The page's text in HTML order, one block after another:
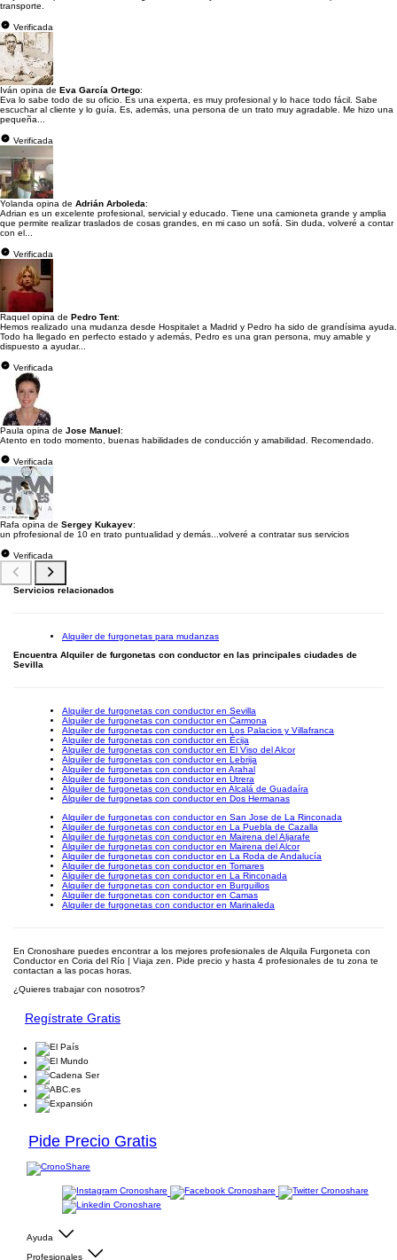
transporte.
Verificada
Iván opina de Eva García Ortego:
Eva lo sabe todo de su oficio. Es una experta, es muy profesional y lo hace todo fácil. Sabe
escuchar al cliente y lo guía. Es, además, una persona de un trato muy agradable. Me hizo una
pequeña...
Verificada
Yolanda opina de Adrián Arboleda:
Adrian es un excelente profesional, servicial y educado. Tiene una camioneta grande y amplia
que permite realizar traslados de cosas grandes, en mi caso un sofá. Sin duda, volveré a contar
con el...
Verificada
Raquel opina de Pedro Tent:
Hemos realizado una mudanza desde Hospitalet a Madrid y Pedro ha sido de grandísima ayuda.
Todo ha llegado en perfecto estado y además, Pedro es una gran persona, muy amable y
dispuesto a ayudar...
Verificada
Paula opina de Jose Manuel:
Atento en todo momento, buenas habilidades de conducción y amabilidad. Recomendado.
Verificada
Rafa opina de Sergey Kukayev:
un pfrofesional de 10 en trato puntualidad y demás...volveré a contratar sus servicios
Verificada
Servicios relacionados
Alquiler de furgonetas para mudanzas
Encuentra Alquiler de furgonetas con conductor en las principales ciudades de
Sevilla
Alquiler de furgonetas con conductor en Sevilla
Alquiler de furgonetas con conductor en Carmona
Alquiler de furgonetas con conductor en Los Palacios y Villafranca
Alquiler de furgonetas con conductor en Écija
Alquiler de furgonetas con conductor en El Viso del Alcor
Alquiler de furgonetas con conductor en Lebrija
Alquiler de furgonetas con conductor en Arahal
Alquiler de furgonetas con conductor en Utrera
Alquiler de furgonetas con conductor en Alcalá de Guadaíra
Alquiler de furgonetas con conductor en Dos Hermanas
Alquiler de furgonetas con conductor en San Jose de La Rinconada
Alquiler de furgonetas con conductor en La Puebla de Cazalla
Alquiler de furgonetas con conductor en Mairena del Aljarafe
Alquiler de furgonetas con conductor en Mairena del Alcor
Alquiler de furgonetas con conductor en La Roda de Andalucía
Alquiler de furgonetas con conductor en Tomares
Alquiler de furgonetas con conductor en La Rinconada
Alquiler de furgonetas con conductor en Burguillos
Alquiler de furgonetas con conductor en Camas
Alquiler de furgonetas con conductor en Marinaleda
En Cronoshare puedes encontrar a los mejores profesionales de Alquila Furgoneta con
Conductor en Coria del Río | Viaja zen. Pide precio y hasta 4 profesionales de tu zona te
contactan a las pocas horas.
¿Quieres trabajar con nosotros?
Regístrate Gratis
Pide Precio Gratis
Ayuda
Profesionales